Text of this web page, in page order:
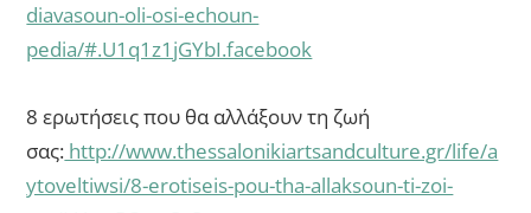
diavasoun-oli-osi-echoun-
pedia/#.U1q1z1jGYbI.facebook
8 ερωτήσεις που θα αλλάξουν τη ζωή
σας: http://www.thessalonikiartsandculture.gr/life/a
ytoveltiwsi/8-erotiseis-pou-tha-allaksoun-ti-zoi-